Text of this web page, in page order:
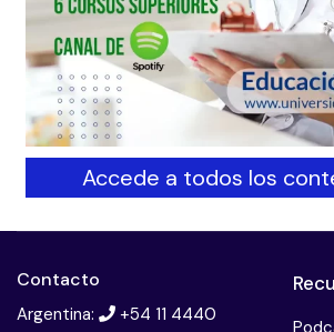
Accede a todos los
Contacto
Argentina:
+54 11 4440